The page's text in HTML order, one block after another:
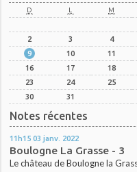
D L M
2
3 4
9
10 11
16
17 18
23
24 25
30
31
Notes récentes
11h15 03 janv. 2022
Boulogne La Grasse - 3
Le château de Boulogne la